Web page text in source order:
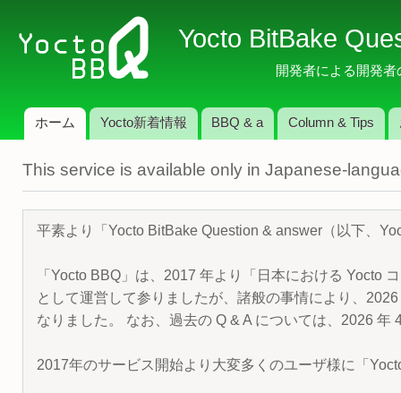
イ
コ
テ
ツ
に
移
動
Yocto BitBake
開発者による開発
メインメニュー
ホーム Yocto新着情報 BBQ & a Column & Tips
This service is available only in Japanese-
平素より「Yocto BitBake Question & answer（以下、
「Yocto BBQ」は、2017 年より「日本における Yocto
として運営して参りましたが、諸般の事情により、
なりました。 なお、過去の Q & A については、2026
2017年のサービス開始より大変多くのユーザ様に「